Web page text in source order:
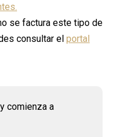
se factura este tipo de
consultar el portal
comienza a